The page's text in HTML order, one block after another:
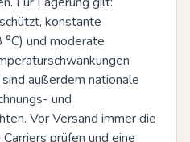
konstante
und moderate
außerdem nationale
und
Vor Versand immer die
prüfen und eine